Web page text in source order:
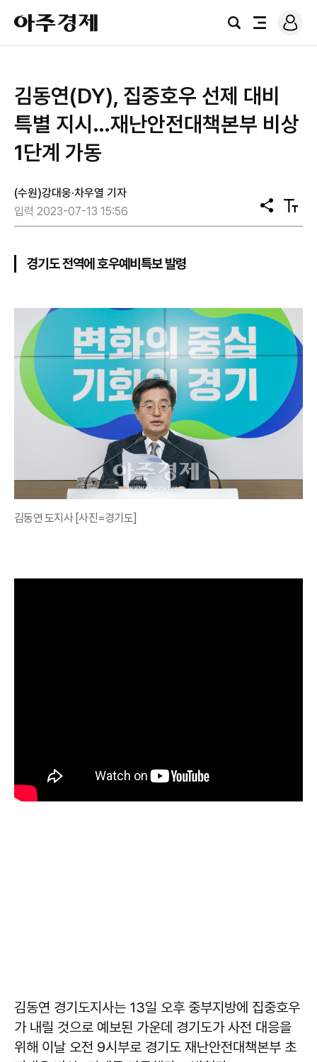
아
주
경
검
전
로
그
김동연(DY), 집중호우 선제 대비
특별 지시…재난안전대책본부 비상
1단계 가동
(수원)강대웅·차우열 기자
입력 2023-07-13 15:56
공
유
텍
스
경기도 전역에 호우예비특보 발령
김동연 도지사 [사진=경기도]
김동연 경기도지사는 13일 오후 중부지방에 집중호우
가 내릴 것으로 예보된 가운데 경기도가 사전 대응을
위해 이날 오전 9시부로 경기도 재난안전대책본부 초